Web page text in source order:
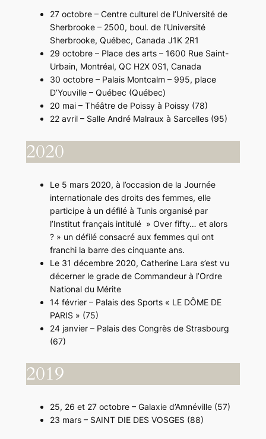
27 octobre – Centre culturel de l’Université de
Sherbrooke – 2500, boul. de l’Université
Sherbrooke, Québec, Canada J1K 2R1
29 octobre – Place des arts – 1600 Rue Saint-
Urbain, Montréal, QC H2X 0S1, Canada
30 octobre – Palais Montcalm – 995, place
D’Youville – Québec (Québec)
20 mai – Théâtre de Poissy à Poissy (78)
22 avril – Salle André Malraux à Sarcelles (95)
2020
Le 5 mars 2020, à l’occasion de la Journée
internationale des droits des femmes, elle
participe à un défilé à Tunis organisé par
l’Institut français intitulé » Over fifty… et alors
? » un défilé consacré aux femmes qui ont
franchi la barre des cinquante ans.
Le 31 décembre 2020, Catherine Lara s’est vu
décerner le grade de Commandeur à l’Ordre
National du Mérite
14 février – Palais des Sports « LE DÔME DE
PARIS » (75)
24 janvier – Palais des Congrès de Strasbourg
(67)
2019
25, 26 et 27 octobre – Galaxie d’Amnéville (57)
23 mars – SAINT DIE DES VOSGES (88)